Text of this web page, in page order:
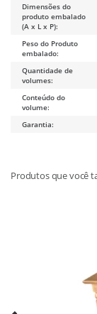
Dimensões do
produto embalado
(A x L x P):
Peso do Produto
embalado:
Quantidade de
volumes:
Conteúdo do
volume:
Garantia: